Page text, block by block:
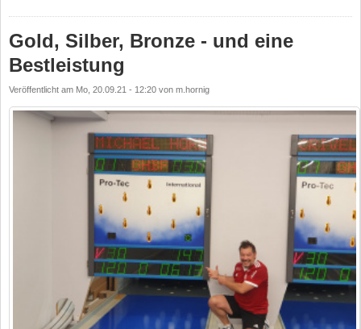
Gold, Silber, Bronze - und eine
Bestleistung
Veröffentlicht am Mo, 20.09.21 - 12:20 von m.hornig